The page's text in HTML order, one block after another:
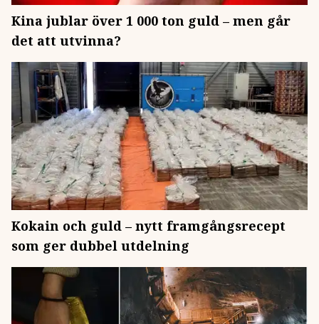
Kina jublar över 1 000 ton guld – men går
det att utvinna?
Kokain och guld – nytt framgångsrecept
som ger dubbel utdelning